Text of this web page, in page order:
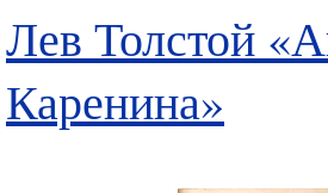
Лев Толстой
Каренина»